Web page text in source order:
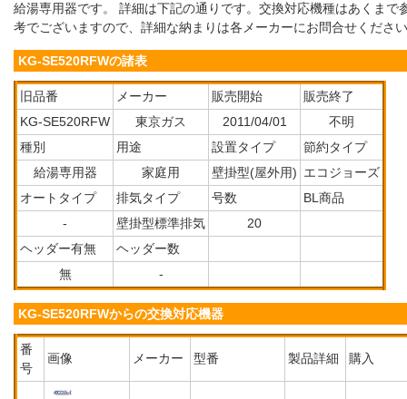
給湯専用器です。 詳細は下記の通りです。交換対応機種はあくまで
考でございますので、詳細な納まりは各メーカーにお問合せくださ
KG-SE520RFWの諸表
旧品番 メーカー 販売開始
販売終了
KG-SE520RFW
東京ガス 2011/04/01
不明
種別
用途 設置タイプ
節約タイプ
給湯専用器
家庭用 壁掛型(屋外用) エコジョーズ
オートタイプ
排気タイプ 号数
BL商品
-
壁掛型標準排気
20
ヘッダー有無
ヘッダー数
無
-
KG-SE520RFWからの交換対応機器
番
号
画像 メーカー 型番 製品詳細 購入